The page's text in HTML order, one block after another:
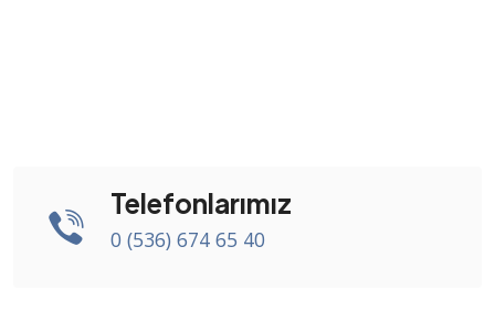
Telefonlarımız
0 (536) 674 65 40